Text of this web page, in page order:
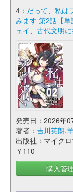
4： だって、私は
みます 第2話【
ェイ、古代文明
発売日：2026年
著者： 吉川英朗,
出版社：マイク
￥110
購入管